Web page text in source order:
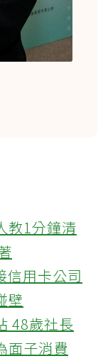
教1分鐘清
信用卡公司
壁
48歲社長
面子消費